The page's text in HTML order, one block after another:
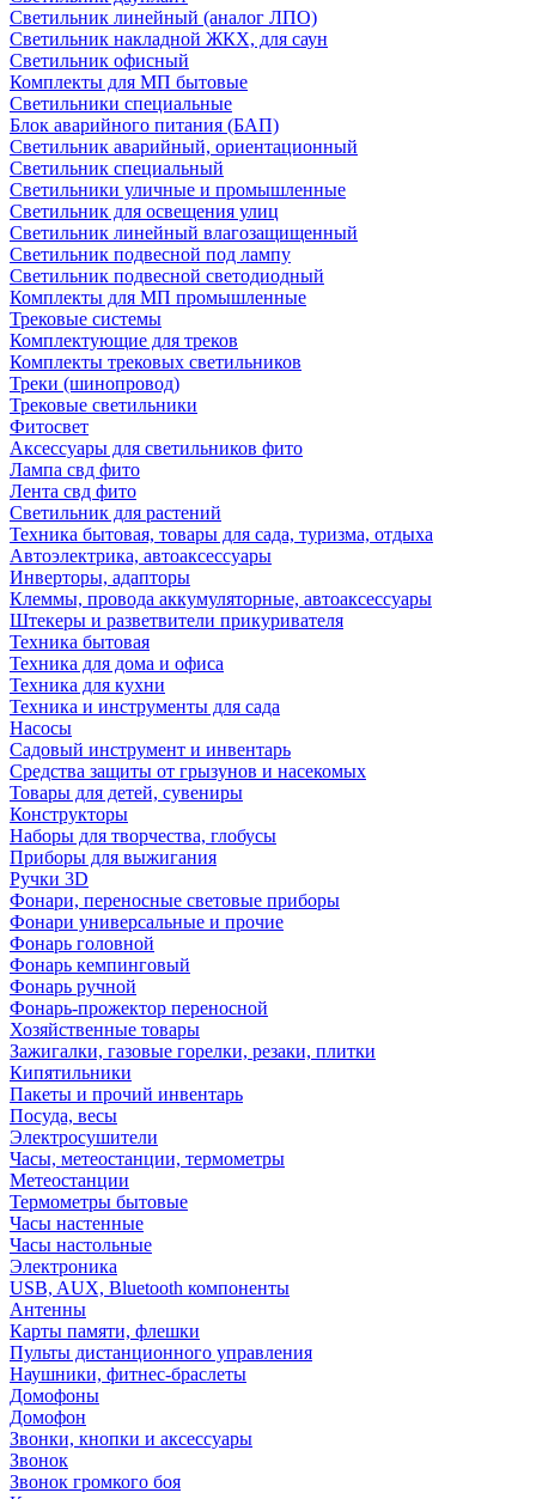
Светильник линейный (аналог ЛПО)
Светильник накладной ЖКХ, для саун
Светильник офисный
Комплекты для МП бытовые
Светильники специальные
Блок аварийного питания (БАП)
Светильник аварийный, ориентационный
Светильник специальный
Светильники уличные и промышленные
Светильник для освещения улиц
Светильник линейный влагозащищенный
Светильник подвесной под лампу
Светильник подвесной светодиодный
Комплекты для МП промышленные
Трековые системы
Комплектующие для треков
Комплекты трековых светильников
Треки (шинопровод)
Трековые светильники
Фитосвет
Аксессуары для светильников фито
Лампа свд фито
Лента свд фито
Светильник для растений
Техника бытовая, товары для сада, туризма, отдыха
Автоэлектрика, автоаксессуары
Инверторы, адапторы
Клеммы, провода аккумуляторные, автоаксессуары
Штекеры и разветвители прикуривателя
Техника бытовая
Техника для дома и офиса
Техника для кухни
Техника и инструменты для сада
Насосы
Садовый инструмент и инвентарь
Средства защиты от грызунов и насекомых
Товары для детей, сувениры
Конструкторы
Наборы для творчества, глобусы
Приборы для выжигания
Ручки 3D
Фонари, переносные световые приборы
Фонари универсальные и прочие
Фонарь головной
Фонарь кемпинговый
Фонарь ручной
Фонарь-прожектор переносной
Хозяйственные товары
Зажигалки, газовые горелки, резаки, плитки
Кипятильники
Пакеты и прочий инвентарь
Посуда, весы
Электросушители
Часы, метеостанции, термометры
Метеостанции
Термометры бытовые
Часы настенные
Часы настольные
Электроника
USB, AUX, Bluetooth компоненты
Антенны
Карты памяти, флешки
Пульты дистанционного управления
Наушники, фитнес-браслеты
Домофоны
Домофон
Звонки, кнопки и аксессуары
Звонок
Звонок громкого боя